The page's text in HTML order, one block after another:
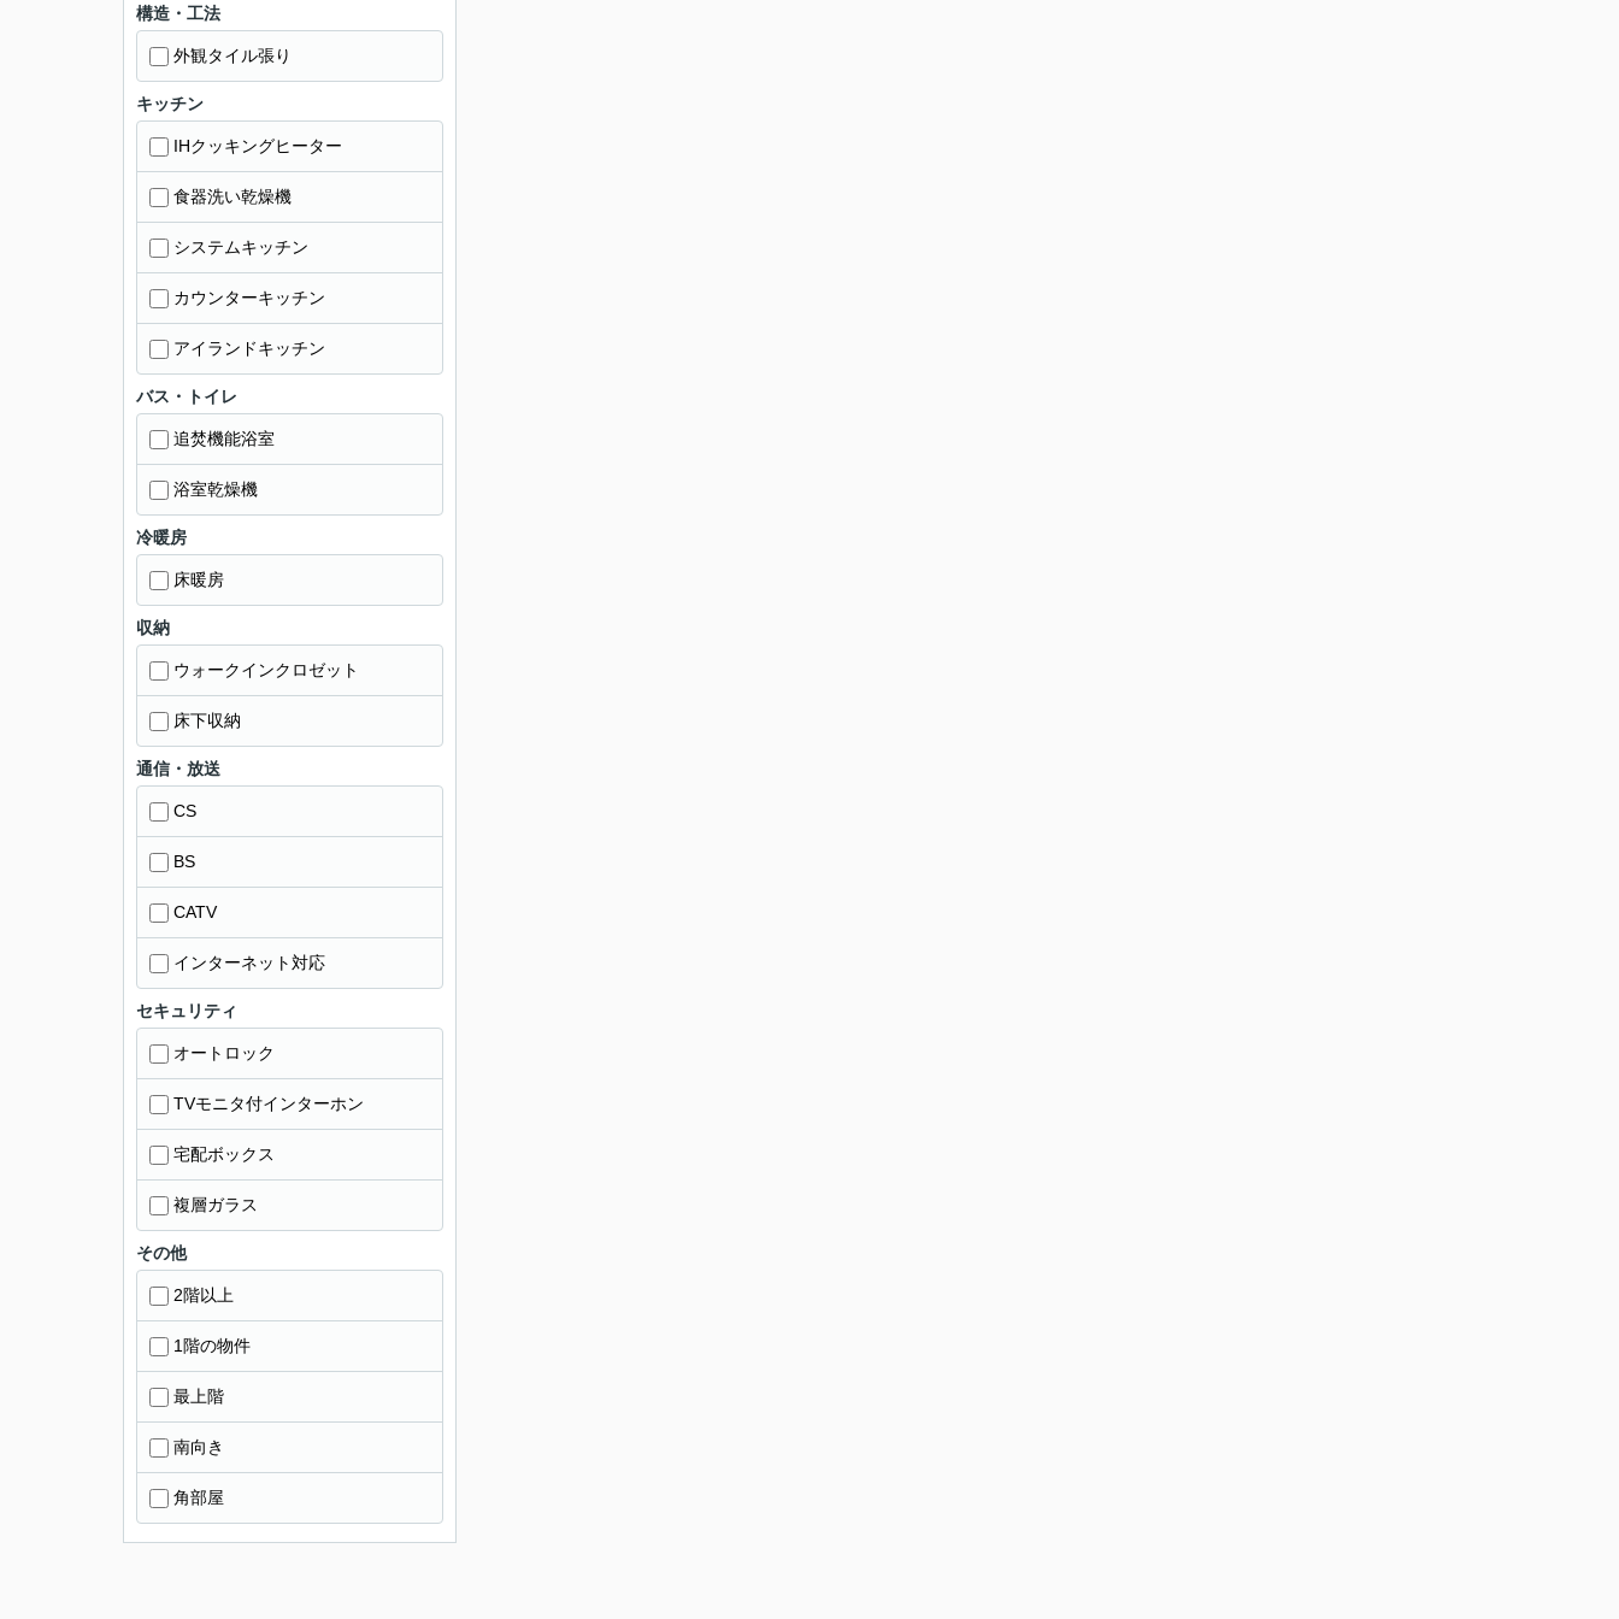
構造・工法
外観タイル張り
キッチン
IHクッキングヒーター
食器洗い乾燥機
システムキッチン
カウンターキッチン
アイランドキッチン
バス・トイレ
追焚機能浴室
浴室乾燥機
冷暖房
床暖房
収納
ウォークインクロゼット
床下収納
通信・放送
CS
BS
CATV
インターネット対応
セキュリティ
オートロック
TVモニタ付インターホン
宅配ボックス
複層ガラス
その他
2階以上
1階の物件
最上階
南向き
角部屋